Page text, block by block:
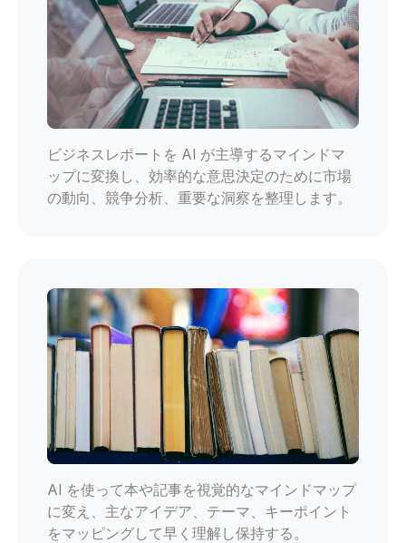
ビジネスレポートを AI が主導するマインドマ
ップに変換し、効率的な意思決定のために市場
の動向、競争分析、重要な洞察を整理します。
AI を使って本や記事を視覚的なマインドマップ
に変え、主なアイデア、テーマ、キーポイント
をマッピングして早く理解し保持する。